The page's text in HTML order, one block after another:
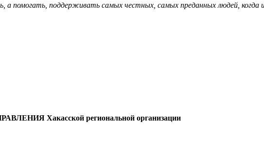
а помогать, поддерживать самых честных, самых преданных людей,
Хакасской региональной организации